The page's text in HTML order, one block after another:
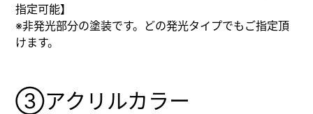
指定可能】
※非発光部分の塗装です。どの発光タイプでもご指定頂
けます。
③アクリルカラー